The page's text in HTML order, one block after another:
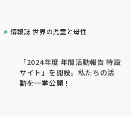
情報誌 世界の児童と母性
「2024年度 年間活動報告 特設
サイト」を開設。私たちの活
動を一挙公開！